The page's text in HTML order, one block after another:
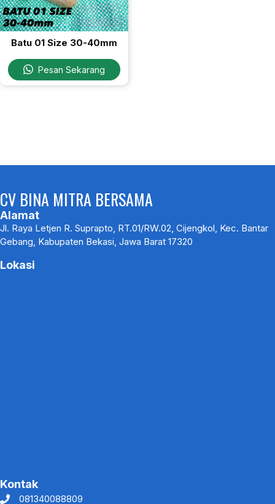
Batu 01 Size 30-40mm
Pesan Sekarang
CV BINA MITRA BERSAMA
Alamat
Jl. Raya Letjen R. Suprapto, RT.01/RW.02, Cijengkol, Kec. Bantar
Gebang, Kabupaten Bekasi, Jawa Barat 17320
Lokasi
Kontak
081340088809